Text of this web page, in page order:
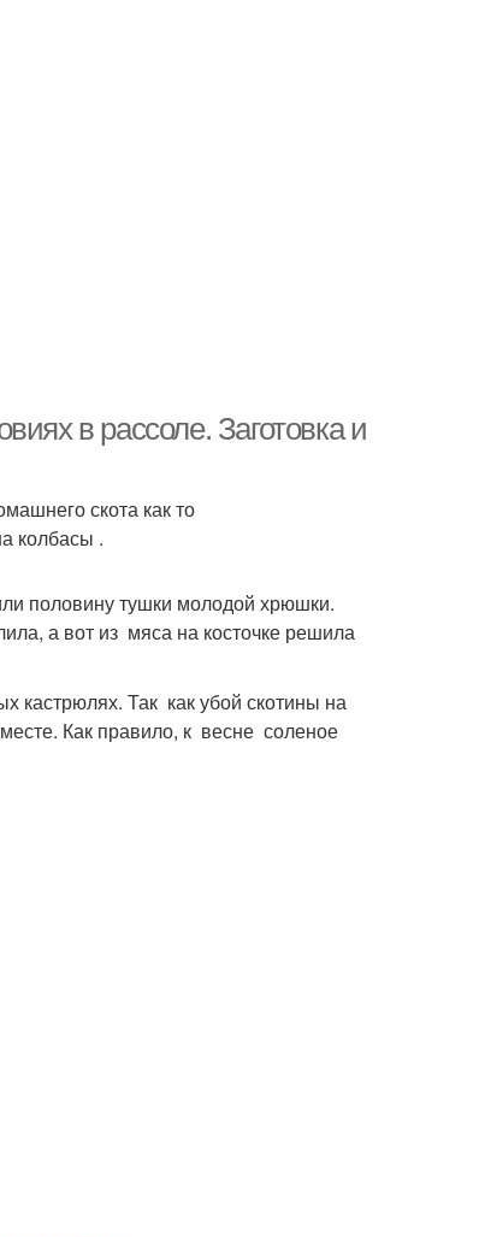
в рассоле. Заготовка и
скота как то
колбасы .
половину тушки молодой хрюшки.
а вот из мяса на косточке решила
кастрюлях. Так как убой скотины на
Как правило, к весне соленое